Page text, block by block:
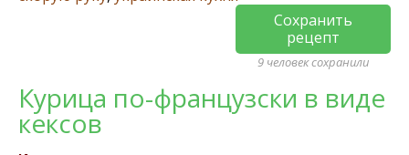
Сохранить
рецепт
9 человек сохранили
Курица по-французски в виде
кексов